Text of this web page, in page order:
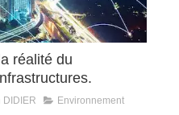
réalité du
DIDIER Environnement